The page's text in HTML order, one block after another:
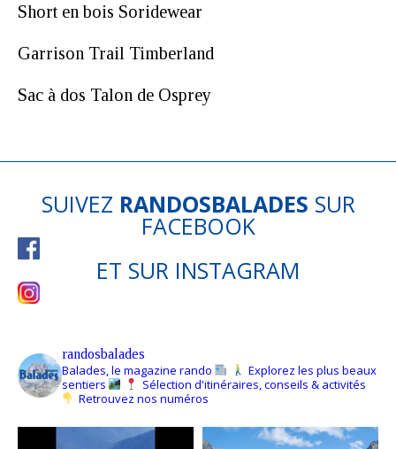
Short en bois Soridewear
Garrison Trail Timberland
Sac à dos Talon de Osprey
SUIVEZ RANDOSBALADES SUR
FACEBOOK
ET SUR INSTAGRAM
randosbalades
Balades, le magazine rando
Explorez les plus beaux
sentiers
Sélection d'itinéraires, conseils & activités
Retrouvez nos numéros